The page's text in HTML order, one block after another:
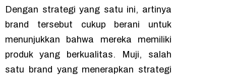
Dengan strategi yang satu ini, artinya
brand tersebut cukup berani untuk
menunjukkan bahwa mereka memiliki
produk yang berkualitas. Muji, salah
satu brand yang menerapkan strategi